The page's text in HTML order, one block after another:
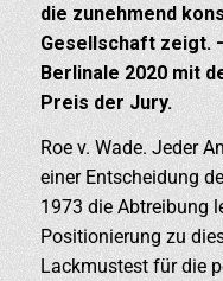
die zunehmend
Gesellschaft zeigt.
Berlinale 2020 mit
Preis der Jury.
Roe v. Wade. Jeder
einer Entscheidung
1973 die Abtreibung
Positionierung zu
Lackmustest für die